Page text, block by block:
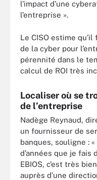
l’impact d’une
l’entreprise ».
Le CISO estime
de la cyber pour
pérennité dans le
calcul de ROI très
Localiser où se
de l’entreprise
Nadège Reynaud,
un fournisseur de
banques, souligne :
d’années que je fais
EBIOS, c’est très
auprès d’une